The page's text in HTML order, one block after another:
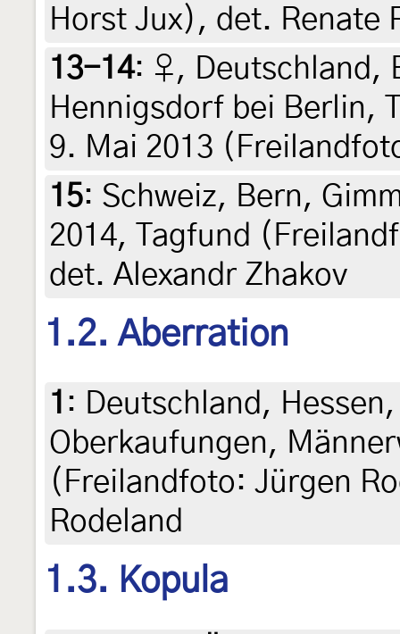
Horst Jux), det. Renate
13-14: ♀, Deutschland,
Hennigsdorf bei Berlin,
9. Mai 2013
15: Schweiz, Bern,
2014, Tagfund
det. Alexandr Zhakov
1.2. Aberration
1 : Deutschland,
Oberkaufungen,
(Freilandfoto: Jürgen
Rodeland
1.3. Kopula